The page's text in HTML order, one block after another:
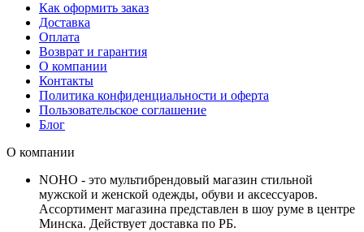
Как оформить заказ
Доставка
Оплата
Возврат и гарантия
О компании
Контакты
Политика конфиденциальности и оферта
Пользовательское соглашение
Блог
О компании
NOHO - это мультибрендовый магазин стильной
мужской и женской одежды, обуви и аксессуаров.
Ассортимент магазина представлен в шоу руме в центре
Минска. Действует доставка по РБ.